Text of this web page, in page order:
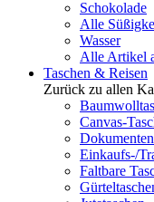
Schokolade
Alle
Wasser
Alle Artikel
Taschen & Reisen
Zurück zu allen
Canvas-
Einkaufs-/
Faltbare